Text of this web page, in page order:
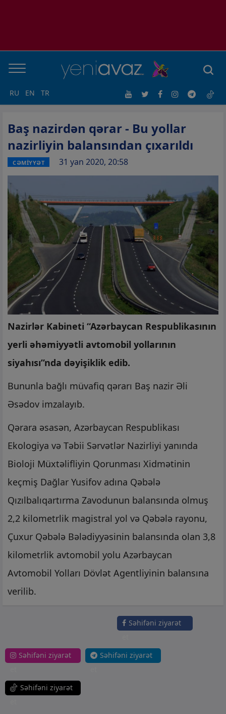
RU EN TR
Baş nazirdən qərar - Bu yollar
nazirliyin balansından çıxarıldı
CƏMİYYƏT 31 yan 2020, 20:58
Nazirlər Kabineti “Azərbaycan Respublikasının
yerli əhəmiyyətli avtomobil yollarının
siyahısı”nda dəyişiklik edib.
Bununla bağlı müvafiq qərarı Baş nazir Əli
Əsədov imzalayıb.
Qərara əsasən, Azərbaycan Respublikası
Ekologiya və Təbii Sərvətlər Nazirliyi yanında
Bioloji Müxtəlifliyin Qorunması Xidmətinin
keçmiş Dağlar Yusifov adına Qəbələ
Qızılbalıqartırma Zavodunun balansında olmuş
2,2 kilometrlik magistral yol və Qəbələ rayonu,
Çuxur Qəbələ Bələdiyyəsinin balansında olan 3,8
kilometrlik avtomobil yolu Azərbaycan
Avtomobil Yolları Dövlət Agentliyinin balansına
verilib.
Səhifəni ziyarət
Səhifəni ziyarət
Səhifəni ziyarət
Səhifəni ziyarət